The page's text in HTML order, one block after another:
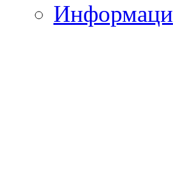
Информаци